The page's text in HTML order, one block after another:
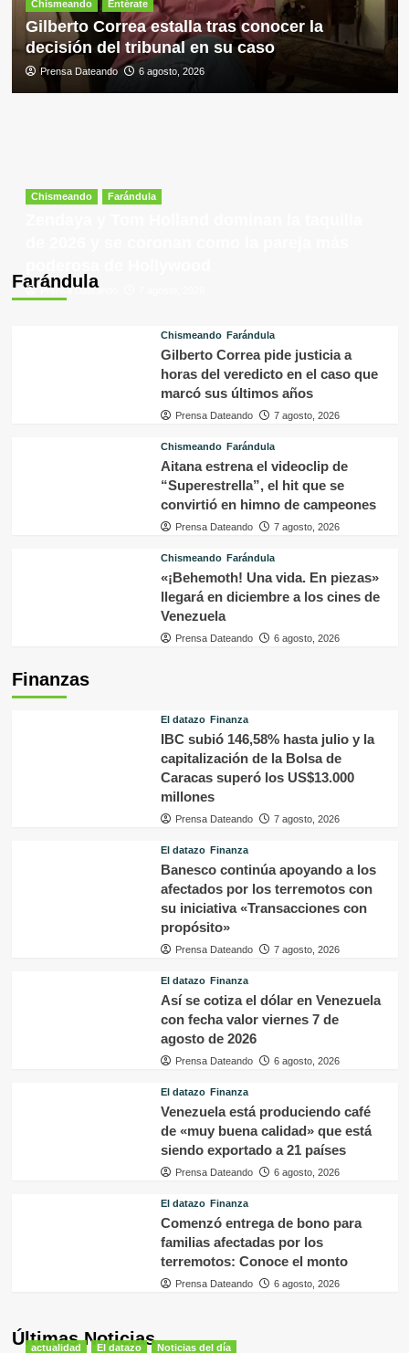
Chismeando Entérate
Gilberto Correa estalla tras conocer la
decisión del tribunal en su caso
Prensa Dateando 6 agosto, 2026
Farándula
Chismeando Farándula
Prensa Dateando
Chismeando Farándula
Gilberto Correa pide justicia a
horas del veredicto en el caso que
marcó sus últimos años
Prensa Dateando 7 agosto, 2026
Chismeando Farándula
Aitana estrena el videoclip de
“Superestrella”, el hit que se
convirtió en himno de campeones
Prensa Dateando 7 agosto, 2026
Chismeando Farándula
«¡Behemoth! Una vida. En piezas»
llegará en diciembre a los cines de
Venezuela
Prensa Dateando 6 agosto, 2026
Finanzas
El datazo Finanza
IBC subió 146,58% hasta julio y la
capitalización de la Bolsa de
Caracas superó los US$13.000
millones
Prensa Dateando 7 agosto, 2026
El datazo Finanza
Banesco continúa apoyando a los
afectados por los terremotos con
su iniciativa «Transacciones con
propósito»
Prensa Dateando 7 agosto, 2026
El datazo Finanza
Así se cotiza el dólar en Venezuela
con fecha valor viernes 7 de
agosto de 2026
Prensa Dateando 6 agosto, 2026
El datazo Finanza
Venezuela está produciendo café
de «muy buena calidad» que está
siendo exportado a 21 países
Prensa Dateando 6 agosto, 2026
El datazo Finanza
Comenzó entrega de bono para
familias afectadas por los
terremotos: Conoce el monto
Prensa Dateando 6 agosto, 2026
Últimas Noticias
actualidad El datazo Noticias del día